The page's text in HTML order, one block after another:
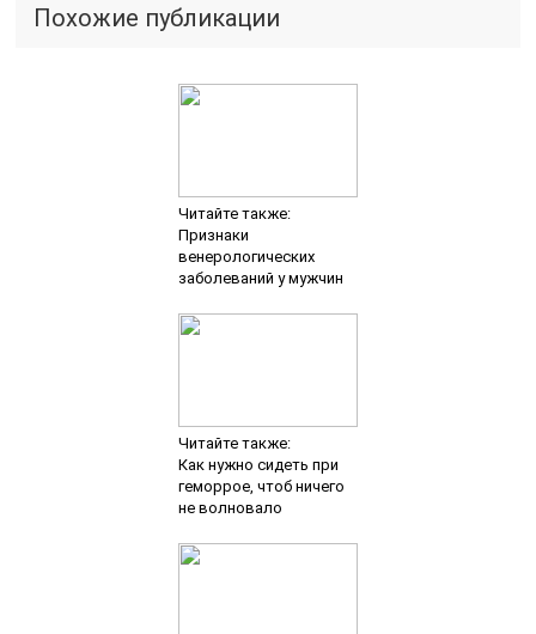
Похожие публикации
Читайте также:
Признаки
венерологических
заболеваний у мужчин
Читайте также:
Как нужно сидеть при
геморрое, чтоб ничего
не волновало